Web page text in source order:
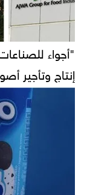
"أجواء
إنتاج وتأجير